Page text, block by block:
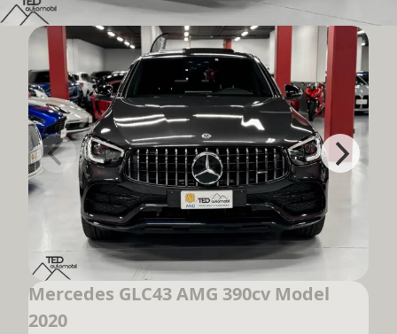
Mercedes GLC43 AMG 390cv Model
2020